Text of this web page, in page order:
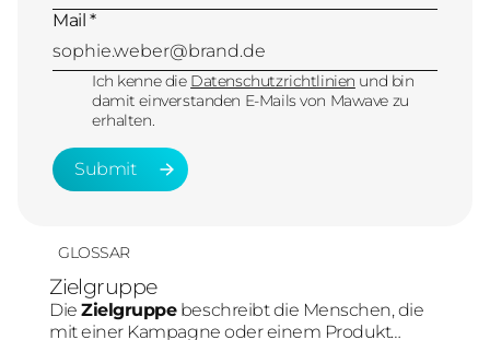
GLOSSAR
Zielgruppe
DieZielgruppebeschreibt die Menschen, die
mit einer Kampagne oder einem Produkt
Mail *
Ich kenne die Datenschutzrichtlinien und bin
damit einverstanden E-Mails von Mawave zu
erhalten.
Submit